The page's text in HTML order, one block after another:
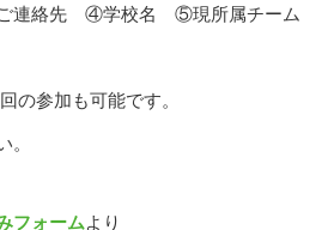
連絡先 ④学校名 ⑤現所属チーム
の参加も可能です。
フォームより